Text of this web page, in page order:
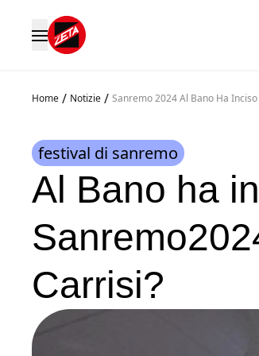
Home / Notizie / Sanremo 2024 Al Bano Ha
festival di sanremo
Al Bano ha
Carrisi?